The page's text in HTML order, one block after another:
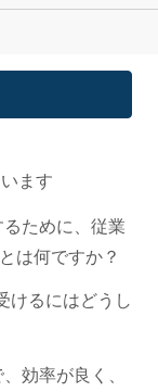
ます
ために、従業
は何ですか？
けるにはどうし
効率が良く、